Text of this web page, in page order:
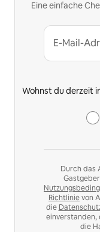
Eine einfache
E-Mail-
Wohnst du derzeit
Durch das
Richtlinievon
die
einverstanden,
die